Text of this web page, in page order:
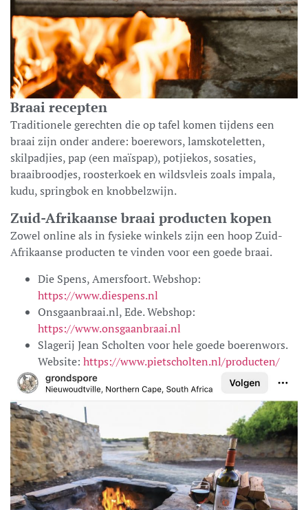
Braai recepten
Traditionele gerechten die op tafel komen tijdens een
braai zijn onder andere: boerewors, lamskoteletten,
skilpadjies, pap (een maïspap), potjiekos, sosaties,
braaibroodjes, roosterkoek en wildsvleis zoals impala,
kudu, springbok en knobbelzwijn.
Zuid-Afrikaanse braai producten kopen
Zowel online als in fysieke winkels zijn een hoop Zuid-
Afrikaanse producten te vinden voor een goede braai.
Die Spens, Amersfoort. Webshop:
https://www.diespens.nl
Onsgaanbraai.nl, Ede. Webshop:
https://www.onsgaanbraai.nl
Slagerij Jean Scholten voor hele goede boerenwors.
Website: https://www.pietscholten.nl/producten/